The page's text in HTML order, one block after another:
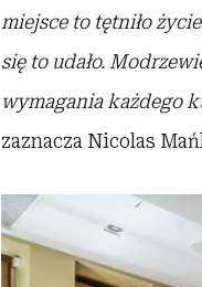
miejsce to tętniło
się to udało.
wymagania każdego
zaznacza Nicolas